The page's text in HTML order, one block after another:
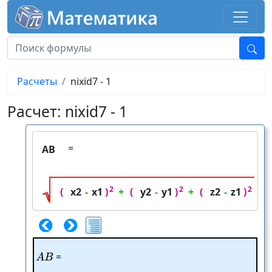
Расчеты nixid7 - 1
Расчет: nixid7 - 1
AB =
( x2 - x1 )2 + ( y2 - y1 )2 + ( z2 - z1 )2
AB
AB=